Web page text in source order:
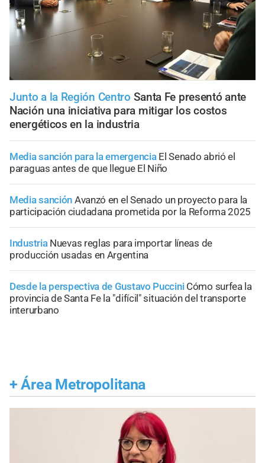
Junto a la Región Centro Santa Fe presentó ante
Nación una iniciativa para mitigar los costos
energéticos en la industria
Media sanción para la emergencia El Senado abrió el
paraguas antes de que llegue El Niño
Media sanción Avanzó en el Senado un proyecto para la
participación ciudadana prometida por la Reforma 2025
Industria Nuevas reglas para importar líneas de
producción usadas en Argentina
Desde la perspectiva de Gustavo Puccini Cómo surfea la
provincia de Santa Fe la "difícil" situación del transporte
interurbano
+ Área Metropolitana